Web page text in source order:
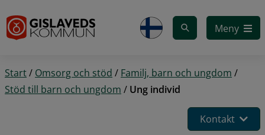
Meny
Start/ Omsorg och stöd / Familj, barn och ungdom /
Stöd till barn och ungdom / Ung individ
Kontakt